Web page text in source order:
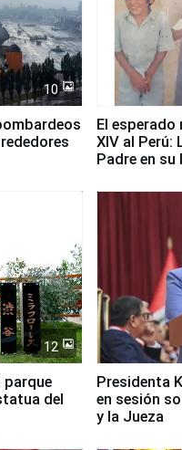
10
El
XIV al Perú:
Padre en
12
parque
del
Presidenta
en sesión
y la Jueza